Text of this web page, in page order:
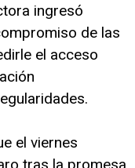
ingresó
de las
el acceso
el viernes
tras la promesa